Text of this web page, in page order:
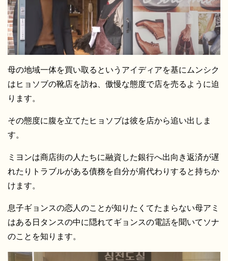
母の地域一体を買い取るというアイディアを基にムンシク
はヒョソブの靴店を訪ね、傲慢な態度で店を売るように迫
ります。
その態度に腹を立てたヒョソブは彼を店から追い出しま
す。
ミヨンは商店街の人たちに融資した銀行へ出向き返済が遅
れたりトラブルがある債務を自分が肩代わりすると持ちか
けます。
息子ギョンスの恋人のことが知りたくてたまらない母アミ
はある日タンスの中に隠れてギョンスの電話を聞いてソナ
のことを知ります。